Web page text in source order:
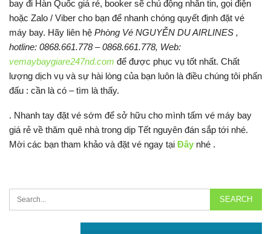
bay đi Hàn Quốc giá rẻ, booker sẽ chủ động nhắn tin, gọi điện
hoặc Zalo / Viber cho bạn để nhanh chóng quyết định đặt vé
máy bay. Hãy liên hệ Phòng Vé NGUYỄN DU AIRLINES ,
hotline: 0868.661.778 – 0868.661.778, Web:
vemaybaygiare247nd.com để được phục vụ tốt nhất. Chất
lượng dịch vụ và sự hài lòng của bạn luôn là điều chúng tôi phấn
đấu : cần là có – tìm là thấy.
. Nhanh tay đặt vé sớm để sở hữu cho mình tấm vé máy bay
giá rẻ về thăm quê nhà trong dịp Tết nguyên đán sắp tới nhé.
Mời các bạn tham khảo và đặt vé ngay tại Đây nhé .